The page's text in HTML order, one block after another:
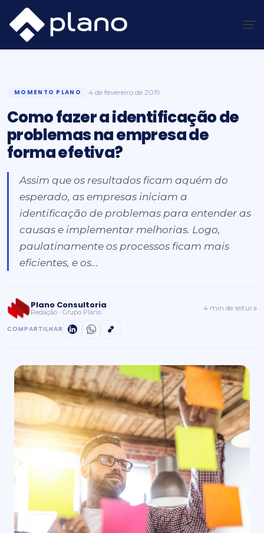
para
conteúdo
Plano Insights/Momento Plano/
Como fazer a identificação de problemas na empresa de forma
efetiva?
MOMENTO PLANO 4 de fevereiro de 2019
Como fazer a identificação de
problemas na empresa de
forma efetiva?
Assim que os resultados ficam aquém do
esperado, as empresas iniciam a
identificação de problemas para entender as
causas e implementar melhorias. Logo,
paulatinamente os processos ficam mais
eficientes, e os...
Plano Consultoria
Redação · Grupo Plano 4 min de leitura
COMPARTILHAR